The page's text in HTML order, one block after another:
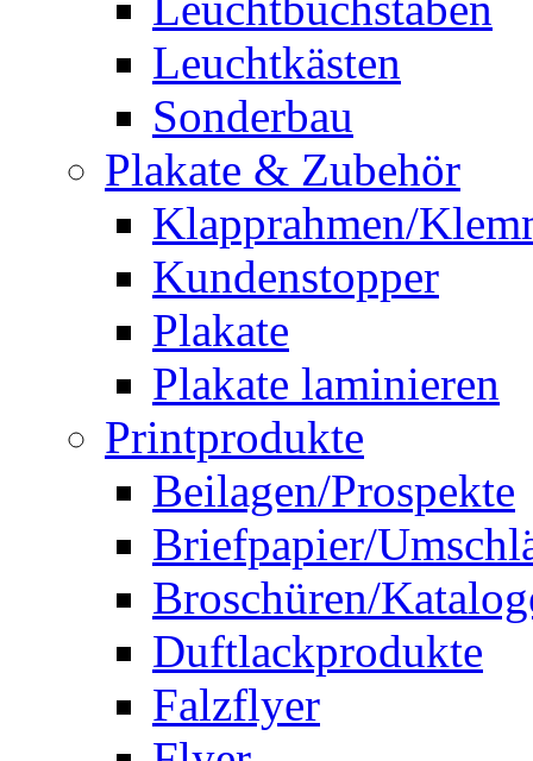
Leuchtkästen
Sonderbau
Plakate & Zubehör
Klapprahmen/
Kundenstopper
Plakate
Plakate laminieren
Printprodukte
Beilagen/Prospekte
Briefpapier/
Broschüren/
Duftlackprodukte
Falzflyer